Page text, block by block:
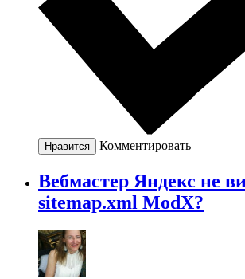
Нравится Комментировать
Вебмастер Яндекс не
sitemap.xml ModX?